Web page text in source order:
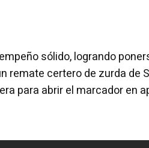
sólido, logrando
remate certero de zurda de
para abrir el marcador en